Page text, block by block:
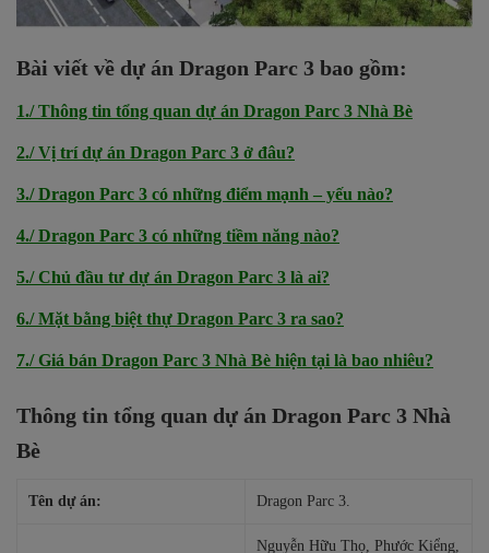
Bài viết về dự án Dragon Parc 3 bao gồm:
1./ Thông tin tổng quan dự án Dragon Parc 3 Nhà Bè
2./ Vị trí dự án Dragon Parc 3 ở đâu?
3./ Dragon Parc 3 có những điểm mạnh – yếu nào?
4./ Dragon Parc 3 có những tiềm năng nào?
5./ Chủ đầu tư dự án Dragon Parc 3 là ai?
6./ Mặt bằng biệt thự Dragon Parc 3 ra sao?
7./ Giá bán Dragon Parc 3 Nhà Bè hiện tại là bao nhiêu?
Thông tin tổng quan dự án Dragon Parc 3 Nhà
Bè
Tên dự án: Dragon Parc 3.
Nguyễn Hữu Thọ, Phước Kiểng,